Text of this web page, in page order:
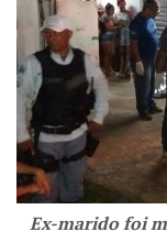
Ex-marido foi